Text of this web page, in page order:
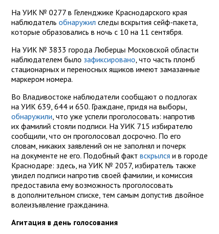
На УИК № 0277 в Геленджике Краснодарского края
наблюдатель обнаружил следы вскрытия сейф-пакета,
которые образовались в ночь с 10 на 11 сентября.
На УИК № 3833 города Люберцы Московской области
наблюдателем было зафиксировано , что часть пломб
стационарных и переносных ящиков имеют замазанные
маркером номера.
Во Владивостоке наблюдатели сообщают о подлогах
на УИК 639, 644 и 650. Граждане, придя на выборы,
обнаружили , что уже успели проголосовать: напротив
их фамилий стояли подписи. На УИК 715 избирателю
сообщили, что он проголосовал досрочно. По его
словам, никаких заявлений он не заполнял и почерк
на документе не его. Подобный факт вскрылся и в городе
Краснодаре: здесь, на УИК № 2057, избиратель также
увидел подписи напротив своей фамилии, и комиссия
предоставила ему возможность проголосовать
в дополнительном списке, тем самым допустив двойное
волеизъявление гражданина.
Агитация в день голосования